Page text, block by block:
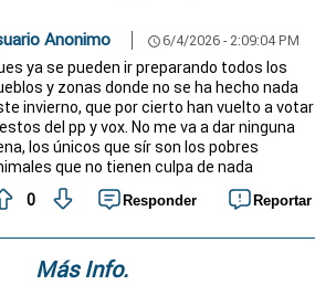
Anonimo schedule6/4/2026 - 2:09:04 PM
ya se pueden ir preparando todos los
y zonas donde no se ha hecho nada
invierno, que por cierto han vuelto a votar
del pp y vox. No me va a dar ninguna
los únicos que sír son los pobres
que no tienen culpa de nada
0
Responder Reportar
Más Info.